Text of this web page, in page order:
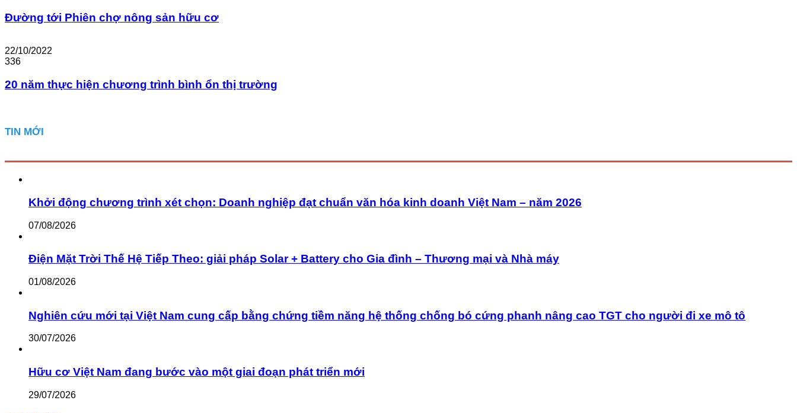
Đường tới Phiên chợ nông sản hữu cơ
22/10/2022
336
20 năm thực hiện chương trình bình ổn thị trường
TIN MỚI
Khởi động chương trình xét chọn: Doanh nghiệp đạt chuẩn văn hóa kinh doanh Việt Nam – năm 2026
07/08/2026
Điện Mặt Trời Thế Hệ Tiếp Theo: giải pháp Solar + Battery cho Gia đình – Thương mại và Nhà máy
01/08/2026
Nghiên cứu mới tại Việt Nam cung cấp bằng chứng tiềm năng hệ thống chống bó cứng phanh nâng cao TGT cho người đi xe mô tô
30/07/2026
Hữu cơ Việt Nam đang bước vào một giai đoạn phát triển mới
29/07/2026